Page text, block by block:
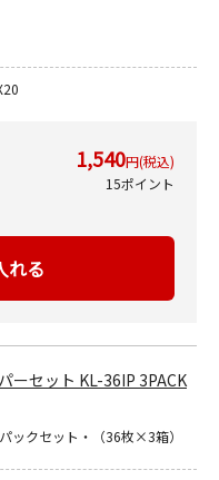
1,540円(税込)
15ポイント
ーセット KL-36IP 3PACK
ックセット・（36枚×3箱）